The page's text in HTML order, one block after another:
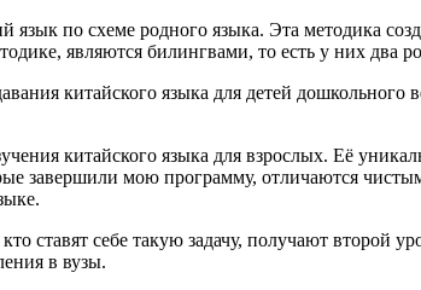
по схеме родного языка. Эта методика
являются билингвами, то есть у них два
китайского языка для детей
китайского языка для взрослых. Её
завершили мою программу, отличаются
ставят себе такую задачу, получают второй
в вузы.